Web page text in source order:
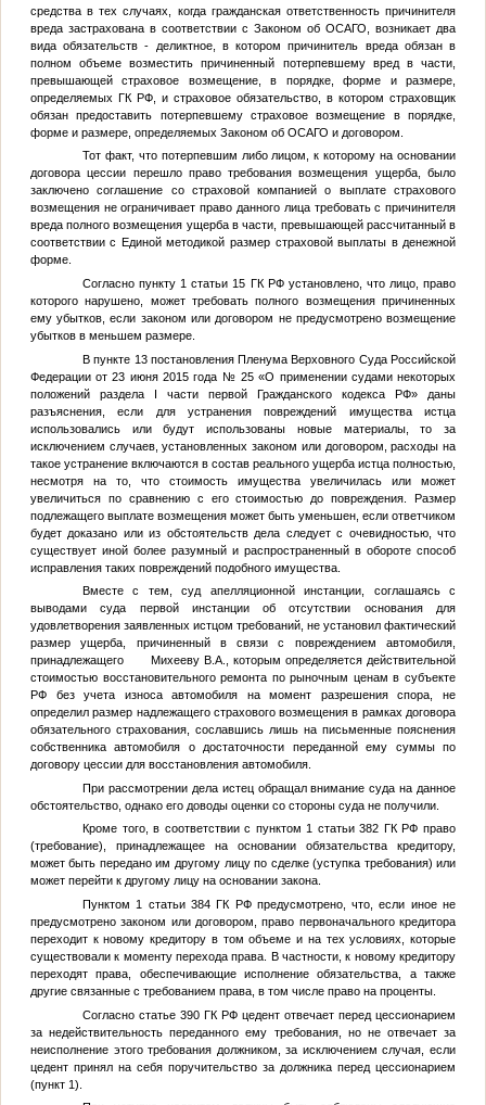
средства в тех случаях, когда гражданская ответственность причинителя
вреда застрахована в соответствии с Законом об ОСАГО, возникает два
вида обязательств - деликтное, в котором причинитель вреда обязан в
полном объеме возместить причиненный потерпевшему вред в части,
превышающей страховое возмещение, в порядке, форме и размере,
определяемых ГК РФ, и страховое обязательство, в котором страховщик
обязан предоставить потерпевшему страховое возмещение в порядке,
форме и размере, определяемых Законом об ОСАГО и договором.
Тот факт, что потерпевшим либо лицом, к которому на основании
договора цессии перешло право требования возмещения ущерба, было
заключено соглашение со страховой компанией о выплате страхового
возмещения не ограничивает право данного лица требовать с причинителя
вреда полного возмещения ущерба в части, превышающей рассчитанный в
соответствии с Единой методикой размер страховой выплаты в денежной
форме.
Согласно пункту 1 статьи 15 ГК РФ установлено, что лицо, право
которого нарушено, может требовать полного возмещения причиненных
ему убытков, если законом или договором не предусмотрено возмещение
убытков в меньшем размере.
В пункте 13 постановления Пленума Верховного Суда Российской
Федерации от 23 июня 2015 года № 25 «О применении судами некоторых
положений раздела I части первой Гражданского кодекса РФ» даны
разъяснения, если для устранения повреждений имущества истца
использовались или будут использованы новые материалы, то за
исключением случаев, установленных законом или договором, расходы на
такое устранение включаются в состав реального ущерба истца полностью,
несмотря на то, что стоимость имущества увеличилась или может
увеличиться по сравнению с его стоимостью до повреждения. Размер
подлежащего выплате возмещения может быть уменьшен, если ответчиком
будет доказано или из обстоятельств дела следует с очевидностью, что
существует иной более разумный и распространенный в обороте способ
исправления таких повреждений подобного имущества.
Вместе с тем, суд апелляционной инстанции, соглашаясь с
выводами суда первой инстанции об отсутствии основания для
удовлетворения заявленных истцом требований, не установил фактический
размер ущерба, причиненный в связи с повреждением автомобиля,
принадлежащего Михееву В.А., которым определяется действительной
стоимостью восстановительного ремонта по рыночным ценам в субъекте
РФ без учета износа автомобиля на момент разрешения спора, не
определил размер надлежащего страхового возмещения в рамках договора
обязательного страхования, сославшись лишь на письменные пояснения
собственника автомобиля о достаточности переданной ему суммы по
договору цессии для восстановления автомобиля.
При рассмотрении дела истец обращал внимание суда на данное
обстоятельство, однако его доводы оценки со стороны суда не получили.
Кроме того, в соответствии с пунктом 1 статьи 382 ГК РФ право
(требование), принадлежащее на основании обязательства кредитору,
может быть передано им другому лицу по сделке (уступка требования) или
может перейти к другому лицу на основании закона.
Пунктом 1 статьи 384 ГК РФ предусмотрено, что, если иное не
предусмотрено законом или договором, право первоначального кредитора
переходит к новому кредитору в том объеме и на тех условиях, которые
существовали к моменту перехода права. В частности, к новому кредитору
переходят права, обеспечивающие исполнение обязательства, а также
другие связанные с требованием права, в том числе право на проценты.
Согласно статье 390 ГК РФ цедент отвечает перед цессионарием
за недействительность переданного ему требования, но не отвечает за
неисполнение этого требования должником, за исключением случая, если
цедент принял на себя поручительство за должника перед цессионарием
(пункт 1).